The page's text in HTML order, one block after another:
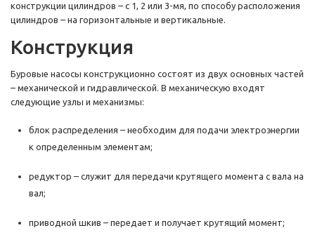
конструкции цилиндров – с 1, 2 или 3-мя, по способу расположения
цилиндров – на горизонтальные и вертикальные.
Конструкция
Буровые насосы конструкционно состоят из двух основных частей
– механической и гидравлической. В механическую входят
следующие узлы и механизмы:
блок распределения – необходим для подачи электроэнергии
к определенным элементам;
редуктор – служит для передачи крутящего момента с вала на
вал;
приводной шкив – передает и получает крутящий момент;